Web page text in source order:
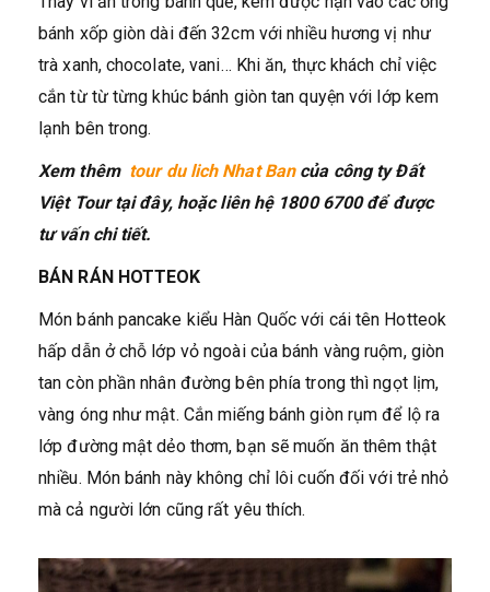
bánh xốp giòn dài đến 32cm với nhiều hương vị như
trà xanh, chocolate, vani… Khi ăn, thực khách chỉ việc
cắn từ từ từng khúc bánh giòn tan quyện với lớp kem
lạnh bên trong.
Xem thêm tour du lich Nhat Bancủa công ty Đất
Việt Tour tại đây, hoặc liên hệ 1800 6700 để được
tư vấn chi tiết.
BÁN RÁN HOTTEOK
Món bánh pancake kiểu Hàn Quốc với cái tên Hotteok
hấp dẫn ở chỗ lớp vỏ ngoài của bánh vàng ruộm, giòn
tan còn phần nhân đường bên phía trong thì ngọt lịm,
vàng óng như mật. Cắn miếng bánh giòn rụm để lộ ra
lớp đường mật dẻo thơm, bạn sẽ muốn ăn thêm thật
nhiều. Món bánh này không chỉ lôi cuốn đối với trẻ nhỏ
mà cả người lớn cũng rất yêu thích.